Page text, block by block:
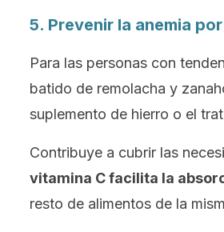
5. Prevenir la anemia
Para las personas con
batido de remolacha y
suplemento de hierro o el
Contribuye a cubrir las
vitamina C facilita la
resto de alimentos de la